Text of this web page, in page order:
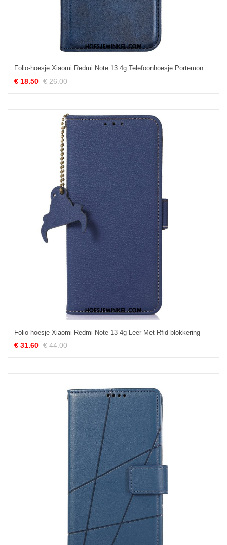
Folio-hoesje Xiaomi Redmi Note 13 4g Telefoonhoesje Portemonnee
€ 18.50 € 26.00
Folio-hoesje Xiaomi Redmi Note 13 4g Leer Met Rfid-blokkering
€ 31.60 € 44.00